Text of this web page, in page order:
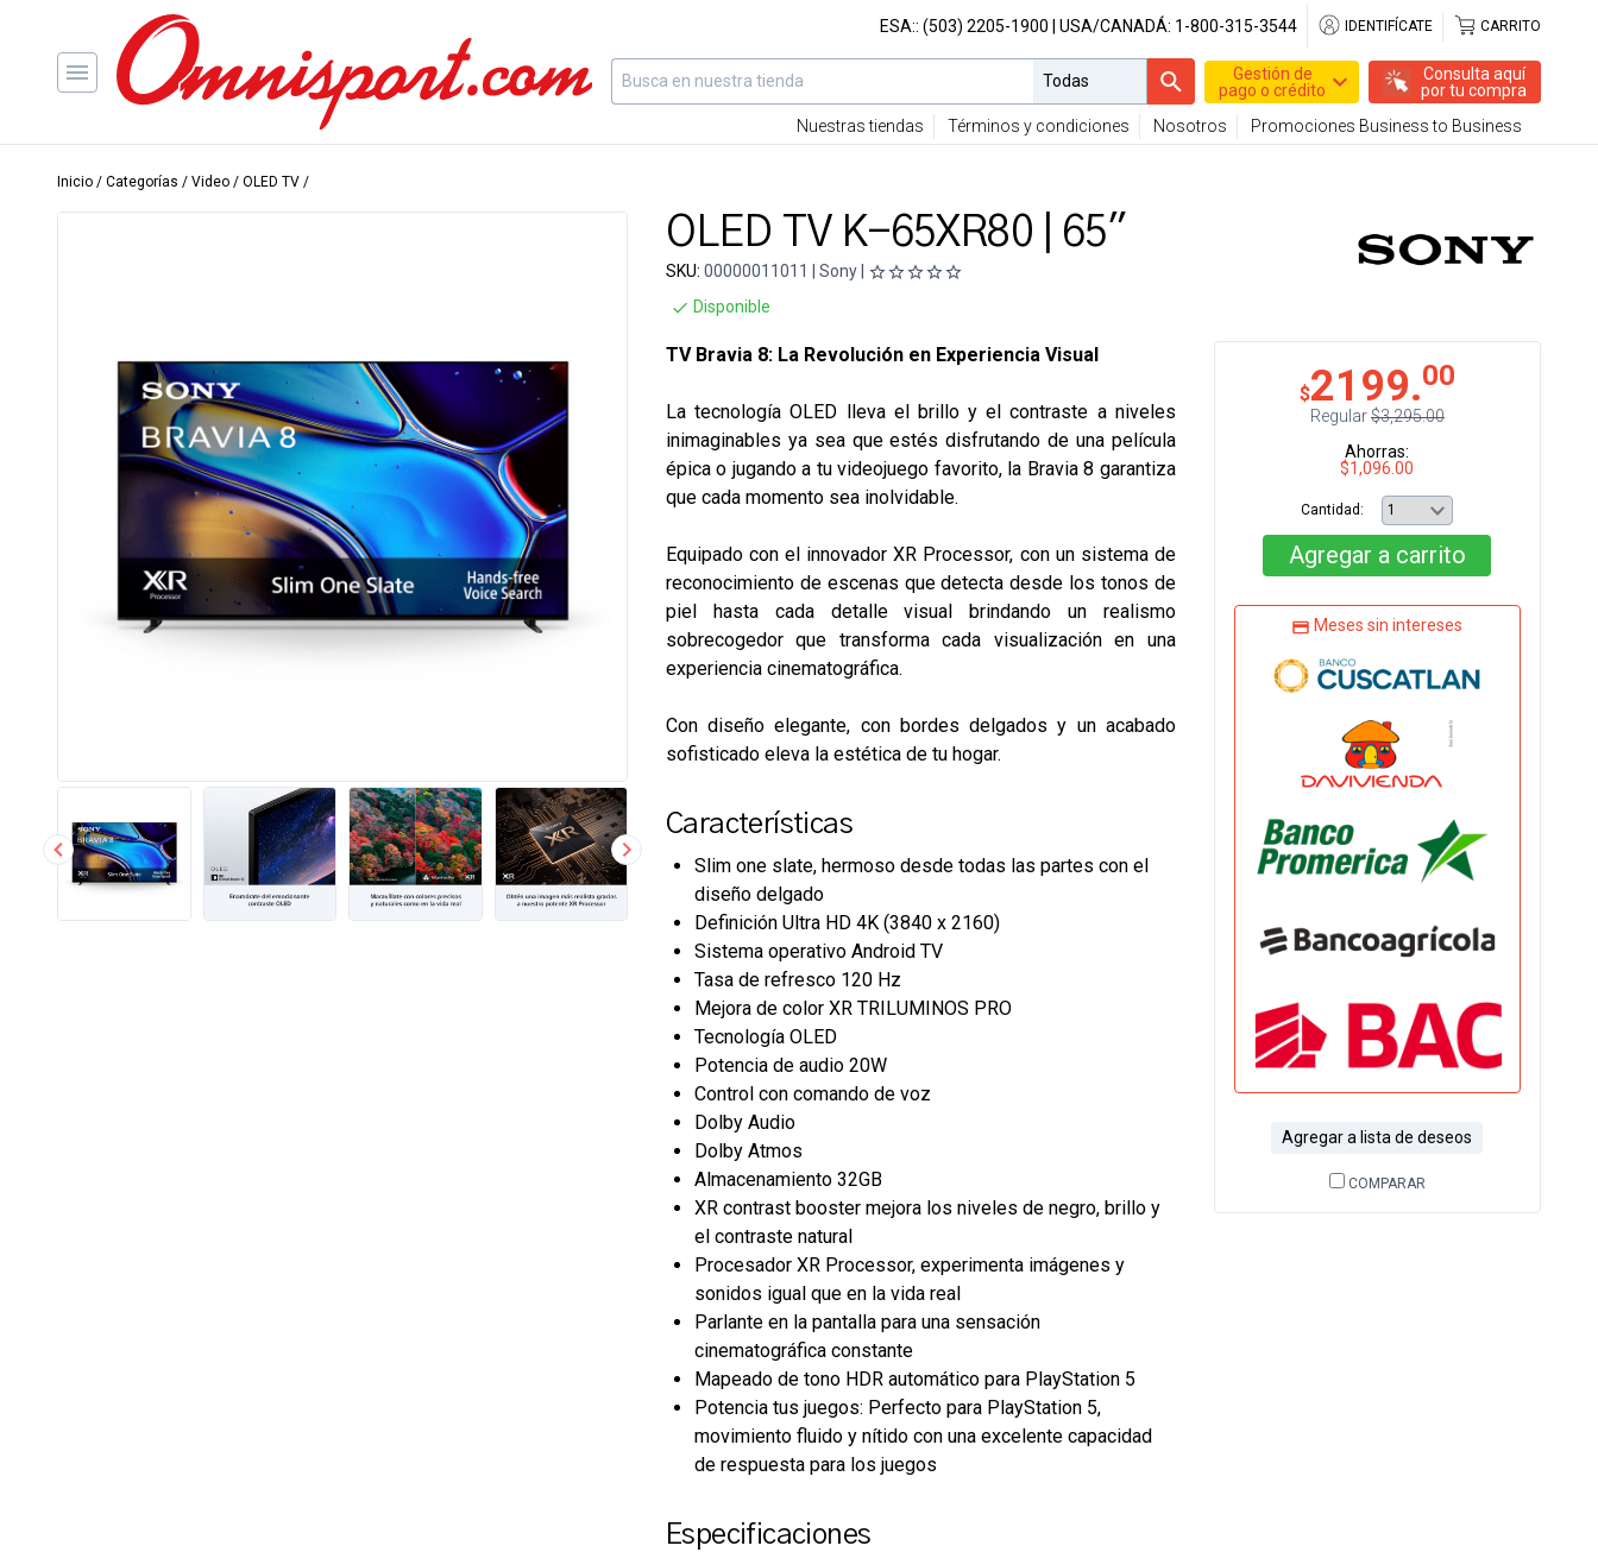
ESA:: (503) 2205-1900 | USA/CANADÁ: 1-800-315-3544 IDENTIFÍCATE CARRITO
Gestión de
pago o crédito
Consulta aquí
por tu compra
Nuestras tiendas
Términos y condiciones Nosotros Promociones Business to Business
Inicio / Categorías / Video / OLED TV /
OLED TV K-65XR80 | 65"
SKU: 00000011011 | Sony |
Disponible
$2199.00
Regular$3,295.00
Ahorras:
$1,096.00
Cantidad:
Agregar a carrito
Meses sin intereses
Agregar a lista de deseos
COMPARAR
TV Bravia 8: La Revolución en Experiencia Visual
La tecnología OLED lleva el brillo y el contraste a niveles
inimaginables ya sea que estés disfrutando de una película
épica o jugando a tu videojuego favorito, la Bravia 8 garantiza
que cada momento sea inolvidable.
Equipado con el innovador XR Processor, con un sistema de
reconocimiento de escenas que detecta desde los tonos de
piel hasta cada detalle visual brindando un realismo
sobrecogedor que transforma cada visualización en una
experiencia cinematográfica.
Con diseño elegante, con bordes delgados y un acabado
sofisticado eleva la estética de tu hogar.
Características
Slim one slate, hermoso desde todas las partes con el
diseño delgado
Definición Ultra HD 4K (3840 x 2160)
Sistema operativo Android TV
Tasa de refresco 120 Hz
Mejora de color XR TRILUMINOS PRO
Tecnología OLED
Potencia de audio 20W
Control con comando de voz
Dolby Audio
Dolby Atmos
Almacenamiento 32GB
XR contrast booster mejora los niveles de negro, brillo y
el contraste natural
Procesador XR Processor, experimenta imágenes y
sonidos igual que en la vida real
Parlante en la pantalla para una sensación
cinematográfica constante
Mapeado de tono HDR automático para PlayStation 5
Potencia tus juegos: Perfecto para PlayStation 5,
movimiento fluido y nítido con una excelente capacidad
de respuesta para los juegos
Especificaciones